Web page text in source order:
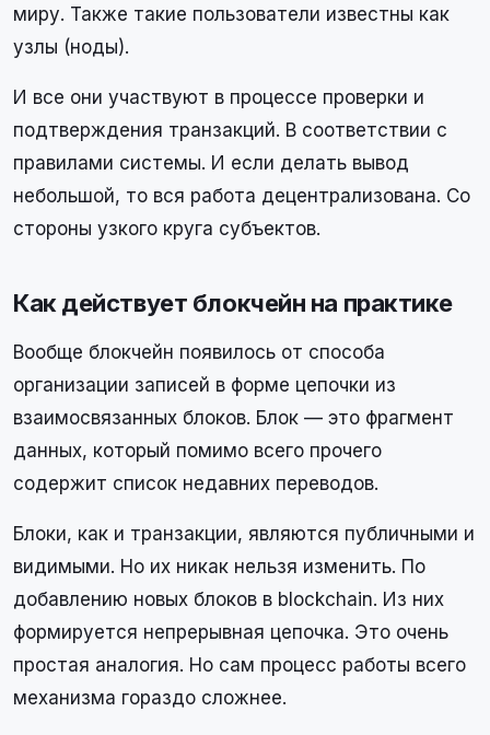
миру. Также такие пользователи известны как
узлы (ноды).
И все они участвуют в процессе проверки и
подтверждения транзакций. В соответствии с
правилами системы. И если делать вывод
небольшой, то вся работа децентрализована. Со
стороны узкого круга субъектов.
Как действует блокчейн на практике
Вообще блокчейн появилось от способа
организации записей в форме цепочки из
взаимосвязанных блоков. Блок — это фрагмент
данных, который помимо всего прочего
содержит список недавних переводов.
Блоки, как и транзакции, являются публичными и
видимыми. Но их никак нельзя изменить. По
добавлению новых блоков в blockchain. Из них
формируется непрерывная цепочка. Это очень
простая аналогия. Но сам процесс работы всего
механизма гораздо сложнее.